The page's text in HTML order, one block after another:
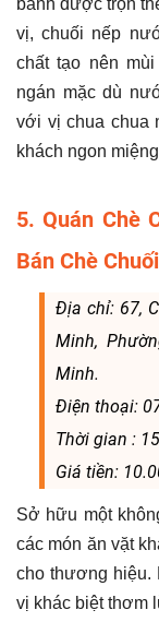
bánh được trộn
vị, chuối nếp
chất tạo nên
ngán mặc dù
với vị chua chua
khách ngon
5. Quán Chè
Bán Chè
Địa chỉ: 67,
Minh,
Minh.
Điện thoại:
Thời gian :
Giá tiền:
Sở hữu một
các món ăn vặt
cho thương hiệu.
vị khác biệt thơm